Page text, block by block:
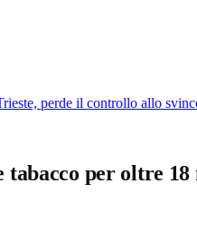
perde il controllo allo
per oltre